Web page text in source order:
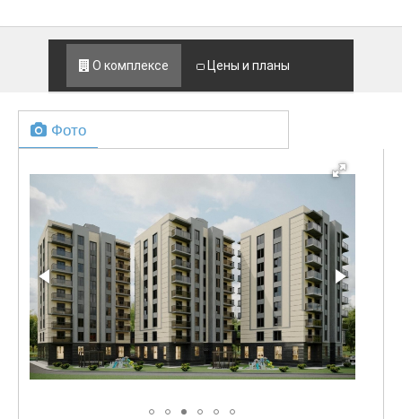
О комплексе Цены и планы
Фото